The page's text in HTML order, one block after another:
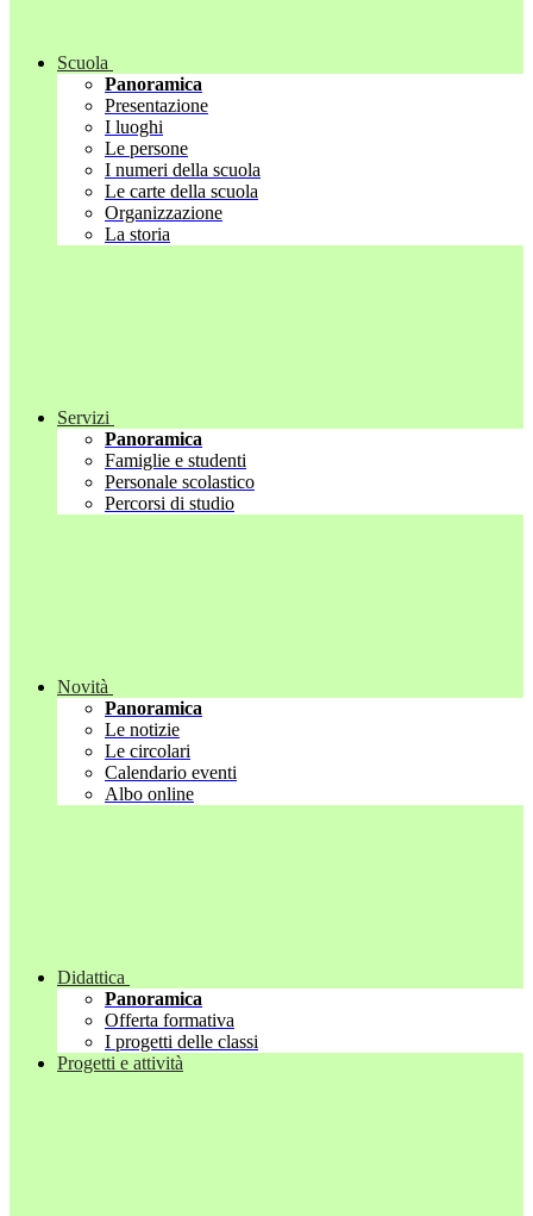
Scuola
Panoramica
Presentazione
I luoghi
Le persone
I numeri della scuola
Le carte della scuola
Organizzazione
La storia
Servizi
Panoramica
Famiglie e studenti
Personale scolastico
Percorsi di studio
Novità
Panoramica
Le notizie
Le circolari
Calendario eventi
Albo online
Didattica
Panoramica
Offerta formativa
I progetti delle classi
Progetti e attività